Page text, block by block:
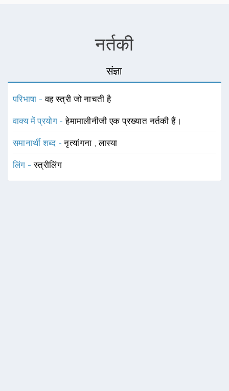
नर्तकी
संज्ञा
परिभाषा -वह स्त्री जो नाचती है
वाक्य में प्रयोग -हेमामालीनीजी एक प्रख्यात नर्तकी हैं।
समानार्थी शब्द -नृत्यांगना ,लास्या
लिंग -स्त्रीलिंग